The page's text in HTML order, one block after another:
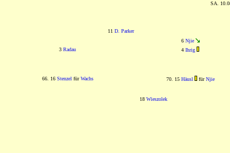
SA.
11 D. Parker
6 Njie
3 Radau 4 Ihrig
66. 16 Stenzel fürWachs 70. 15 Häusl fürNjie
18 Wieszolek